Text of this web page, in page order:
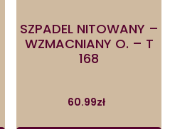
SZPADEL NITOWANY –
WZMACNIANY O. – T
168
60.99zł